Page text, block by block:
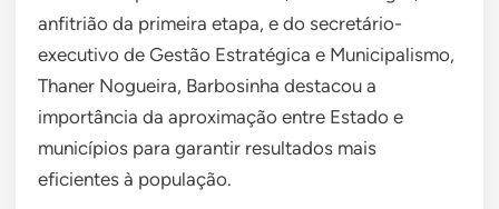
anfitrião da primeira etapa, e do secretário-
executivo de Gestão Estratégica e Municipalismo,
Thaner Nogueira, Barbosinha destacou a
importância da aproximação entre Estado e
municípios para garantir resultados mais
eficientes à população.